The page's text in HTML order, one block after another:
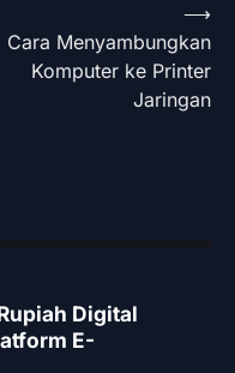
Cara Menyambungkan
Komputer ke Printer
Jaringan
⟶
Digital
E-